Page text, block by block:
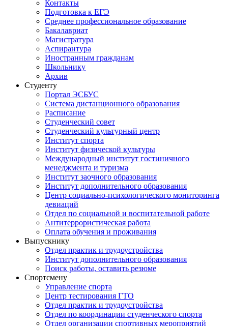
Контакты
Подготовка к ЕГЭ
Среднее профессиональное образование
Бакалавриат
Магистратура
Аспирантура
Иностранным гражданам
Школьнику
Архив
Студенту
Портал ЭСБУС
Система дистанционного образования
Расписание
Студенческий совет
Студенческий культурный центр
Институт спорта
Институт физической культуры
Международный институт гостиничного
менеджмента и туризма
Институт заочного образования
Институт дополнительного образования
Центр социально-психологического мониторинга
девиаций
Отдел по социальной и воспитательной работе
Антитеррористическая работа
Оплата обучения и проживания
Выпускнику
Отдел практик и трудоустройства
Институт дополнительного образования
Поиск работы, оставить резюме
Спортсмену
Управление спорта
Центр тестирования ГТО
Отдел практик и трудоустройства
Отдел по координации студенческого спорта
Отдел организации спортивных мероприятий